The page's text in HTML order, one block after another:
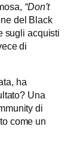
“Don’t
del Black
sugli acquisti
di
ha
Una
di
come un